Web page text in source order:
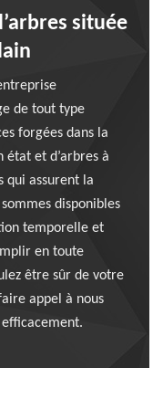
située
de tout type
forgées dans la
état et d’arbres à
qui assurent la
disponibles
temporelle et
en toute
être sûr de votre
appel à nous